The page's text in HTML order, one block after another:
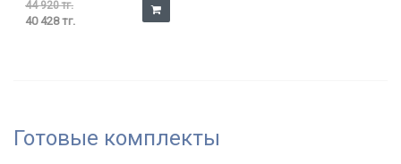
44 920 тг.
40 428 тг.
Готовые комплекты